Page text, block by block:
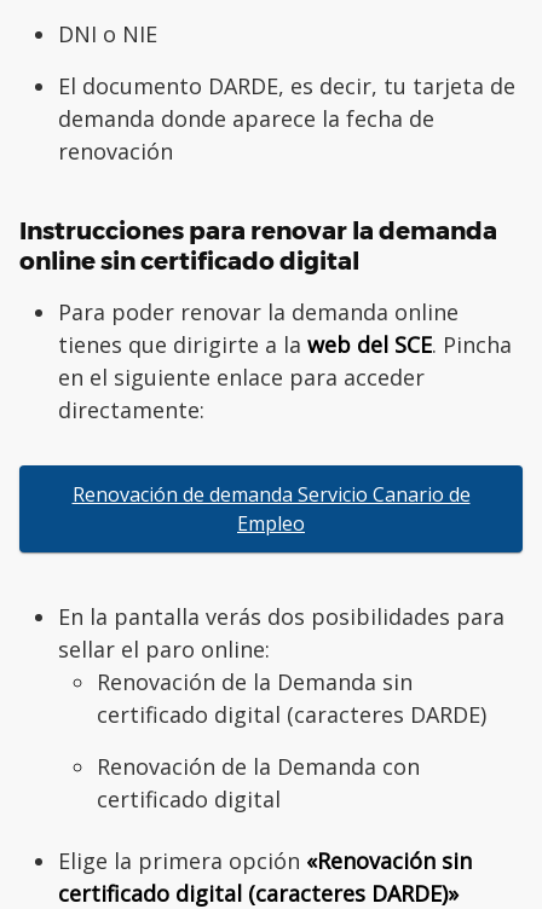
DNI o NIE
El documento DARDE, es decir, tu tarjeta de
demanda donde aparece la fecha de
renovación
Instrucciones para renovar la demanda
online sin certificado digital
Para poder renovar la demanda online
tienes que dirigirte a la web del SCE. Pincha
en el siguiente enlace para acceder
directamente:
Renovación de demanda Servicio Canario de
Empleo
En la pantalla verás dos posibilidades para
sellar el paro online:
Renovación de la Demanda sin
certificado digital (caracteres DARDE)
Renovación de la Demanda con
certificado digital
Elige la primera opción «Renovación sin
certificado digital (caracteres DARDE)»